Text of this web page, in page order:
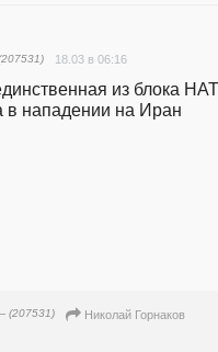
18.03 в 06:16
из блока
нападении на Иран
(207531)
Николай Горнаков